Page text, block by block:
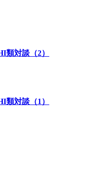
類対談（2）
類対談（1）